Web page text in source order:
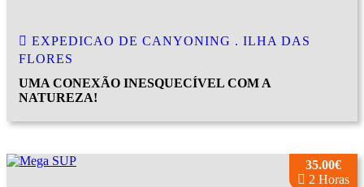
EXPEDICAO DE CANYONING . ILHA DAS
FLORES
UMA CONEXÃO INESQUECÍVEL COM A
NATUREZA!
35.00€
2 Horas